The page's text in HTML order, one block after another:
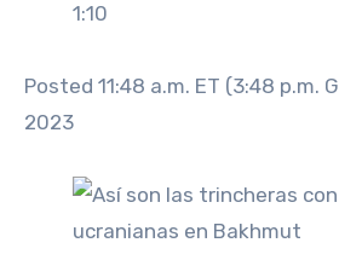
1:10
Posted 11:48 a.m. ET (3:48 p.m. GMT) on May 15,
2023